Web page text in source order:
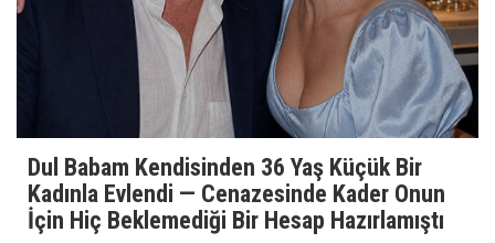
Dul Babam Kendisinden 36 Yaş Küçük Bir
Kadınla Evlendi — Cenazesinde Kader Onun
İçin Hiç Beklemediği Bir Hesap Hazırlamıştı